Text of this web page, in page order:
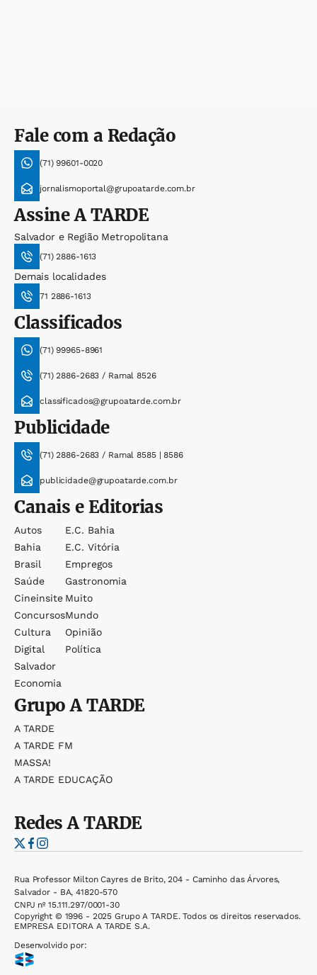
Fale com a Redação
(71) 99601-0020
jornalismoportal@grupoatarde.com.br
AssineA TARDE
Salvador e Região Metropolitana
(71) 2886-1613
Demais localidades
71 2886-1613
Classificados
(71) 99965-8961
(71) 2886-2683 / Ramal 8526
classificados@grupoatarde.com.br
Publicidade
(71) 2886-2683 / Ramal 8585 | 8586
publicidade@grupoatarde.com.br
Canais e Editorias
Autos
Bahia
Brasil
Saúde
Cineinsite
Concursos
Cultura
Digital
Salvador
Economia
E.c. Bahia
E.c. Vitória
Empregos
Gastronomia
Muito
Mundo
Opinião
Política
GrupoA TARDE
A TARDE
A TARDE FM
MASSA!
A TARDE EDUCAÇÃO
RedesA TARDE
Rua Professor Milton Cayres de Brito, 204 - Caminho das Árvores,
Salvador - BA, 41820-570
CNPJ nº 15.111.297/0001-30
Copyright © 1996 - 2025 Grupo A TARDE. Todos os direitos reservados.
EMPRESA EDITORA A TARDE S.A.
Desenvolvido por: